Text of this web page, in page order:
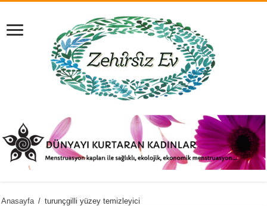
Anasayfa / turunçgilli yüzey temizleyici